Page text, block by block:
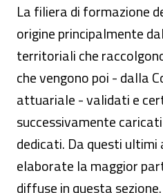
La filiera di formazione
origine principalmente
territoriali che
che vengono poi - dalla
attuariale - validati e
successivamente
dedicati. Da questi ultimi
elaborate la maggior
diffuse in questa sezione.